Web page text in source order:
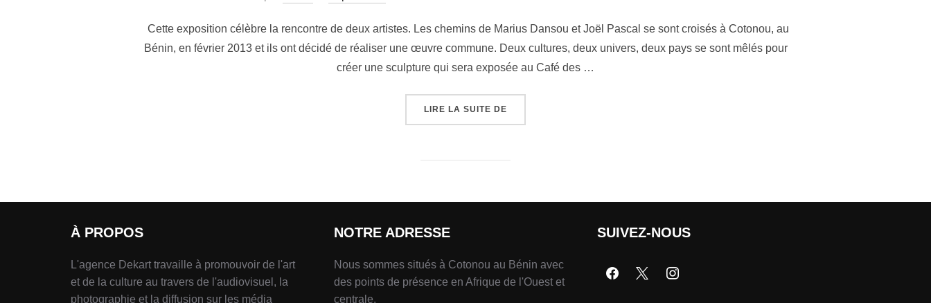
Cette exposition célèbre la rencontre de deux artistes. Les chemins de Marius Dansou et Joël Pascal se sont croisés à Cotonou, au
Bénin, en février 2013 et ils ont décidé de réaliser une œuvre commune. Deux cultures, deux univers, deux pays se sont mêlés pour
créer une sculpture qui sera exposée au Café des …
LIRE LA SUITE DE
À PROPOS
L'agence Dekart travaille à promouvoir de l'art
et de la culture au travers de l'audiovisuel, la
photographie et la diffusion sur les média
NOTRE ADRESSE
Nous sommes situés à Cotonou au Bénin avec
des points de présence en Afrique de l'Ouest et
centrale.
SUIVEZ-NOUS